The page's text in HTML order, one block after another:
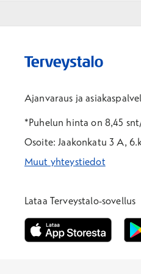
Ajanvaraus ja
*Puhelun hinta on 8,45
Osoite: Jaakonkatu 3 A,
Muut yhteystiedot
Lataa Terveystalo-sovellus